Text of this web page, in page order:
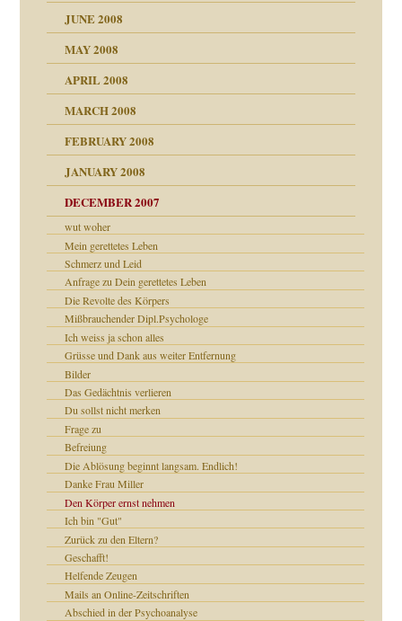
Juni 2008
JUNE 2008
und Staat
MAY 2008
APRIL 2008
MARCH 2008
FEBRUARY 2008
in meiner
JANUARY 2008
DECEMBER 2007
wut woher
Mein gerettetes Leben
Schmerz und Leid
Anfrage zu Dein gerettetes Leben
Die Revolte des Körpers
Mißbrauchender Dipl.Psychologe
Ich weiss ja schon alles
Grüsse und Dank aus weiter Entfernung
Bilder
Das Gedächtnis verlieren
Du sollst nicht merken
Frage zu
Befreiung
Die Ablösung beginnt langsam. Endlich!
Danke Frau Miller
Den Körper ernst nehmen
Ich bin "Gut"
Zurück zu den Eltern?
Geschafft!
Helfende Zeugen
Mails an Online-Zeitschriften
Abschied in der Psychoanalyse